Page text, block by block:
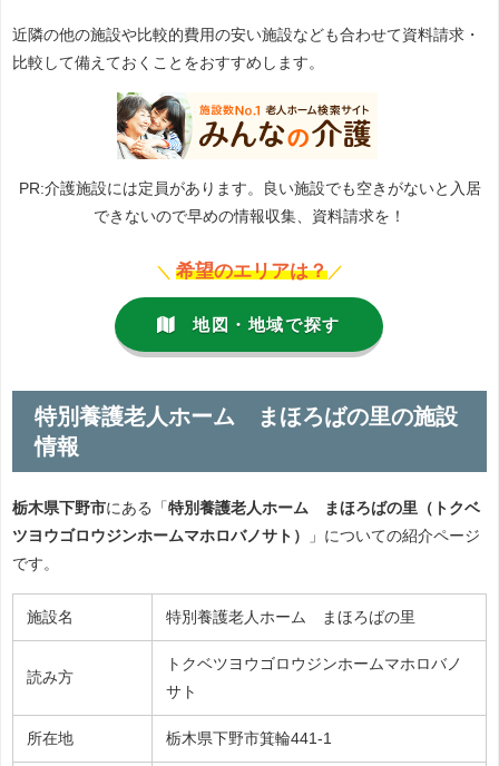
近隣の他の施設や比較的費用の安い施設なども合わせて資料請求・
比較して備えておくことをおすすめします。
PR:介護施設には定員があります。良い施設でも空きがないと入居
できないので早めの情報収集、資料請求を！
＼ 希望のエリアは？ ／
地図・地域で探す
特別養護老人ホーム まほろばの里の施設
情報
栃木県下野市にある「 特別養護老人ホーム まほろばの里（トクベ
ツヨウゴロウジンホームマホロバノサト）
」についての紹介ページ
です。
施設名 特別養護老人ホーム まほろばの里
読み方
トクベツヨウゴロウジンホームマホロバノ
サト
所在地 栃木県下野市箕輪441-1